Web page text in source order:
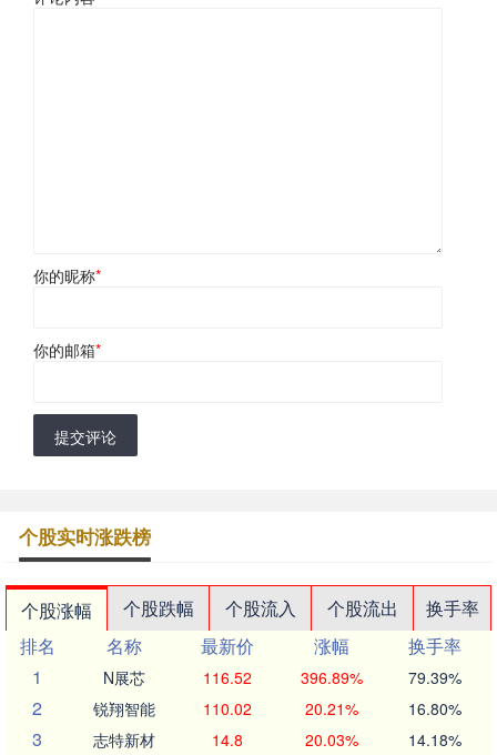
你的昵称*
你的邮箱*
提交评论
个股实时涨跌榜
个股涨幅 个股跌幅 个股流入 个股流出
换手率
排名
名称 最新价 涨幅
换手率
1
N展芯 116.52 396.89% 79.39%
2 锐翔智能 110.02 20.21% 16.80%
3 志特新材 14.8 20.03% 14.18%